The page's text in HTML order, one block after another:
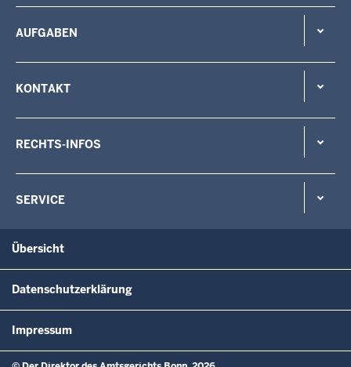
AUFGABEN
KONTAKT
RECHTS-INFOS
SERVICE
Übersicht
Datenschutzerklärung
Impressum